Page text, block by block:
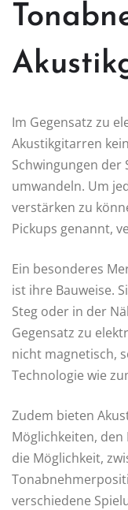
Im Gegensatz zu
Akustikgitarren
Schwingungen der
umwandeln. Um
verstärken zu
Pickups genannt,
Ein besonderes
ist ihre Bauweise.
Steg oder in der
Gegensatz zu
nicht magnetisch,
Technologie wie
Zudem bieten
Möglichkeiten, den
die Möglichkeit,
verschiedene